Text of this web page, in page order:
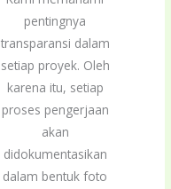
pentingnya
transparansi dalam
setiap proyek. Oleh
karena itu, setiap
proses pengerjaan
akan
didokumentasikan
dalam bentuk foto